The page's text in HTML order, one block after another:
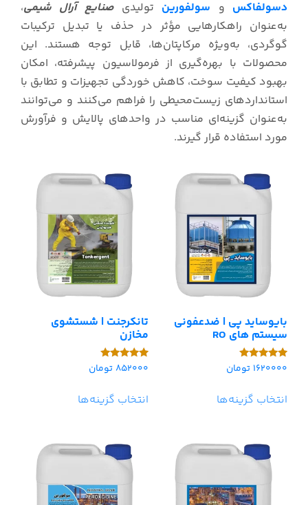
دسولفاکس و سولفورین تولیدیصنایع آرال شیمی،
به‌عنوان راهکارهایی مؤثر در حذف یا تبدیل ترکیبات
گوگردی، به‌ویژه مرکاپتان‌ها، قابل توجه هستند. این
محصولات با بهره‌گیری از فرمولاسیون پیشرفته، امکان
بهبود کیفیت سوخت، کاهش خوردگی تجهیزات و تطابق با
استانداردهای زیست‌محیطی را فراهم می‌کنند و می‌توانند
به‌عنوان گزینه‌ای مناسب در واحدهای پالایش و فرآورش
مورد استفاده قرار گیرند.
بایوساید پی | ضدعفونی
سیستم های RO
امتیاز
1620000 تومان
انتخاب گزینه‌ها
تانکرجنت | شستشوی
مخازن
امتیاز
852000 تومان
انتخاب گزینه‌ها